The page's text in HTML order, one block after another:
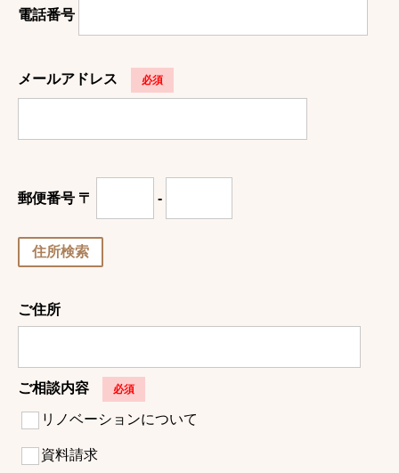
電話番号
メールアドレス 必須
郵便番号 〒 -
住所検索
ご住所
ご相談内容 必須
リノベーションについて
資料請求